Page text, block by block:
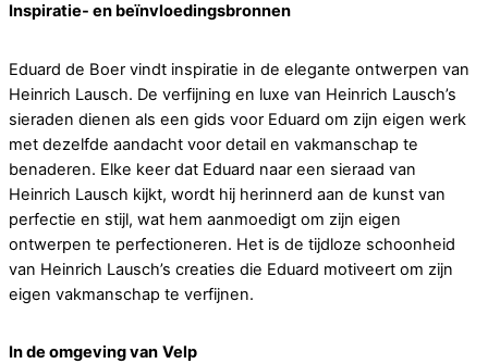
Inspiratie- en beïnvloedingsbronnen
Eduard de Boer vindt inspiratie in de elegante ontwerpen van
Heinrich Lausch. De verfijning en luxe van Heinrich Lausch’s
sieraden dienen als een gids voor Eduard om zijn eigen werk
met dezelfde aandacht voor detail en vakmanschap te
benaderen. Elke keer dat Eduard naar een sieraad van
Heinrich Lausch kijkt, wordt hij herinnerd aan de kunst van
perfectie en stijl, wat hem aanmoedigt om zijn eigen
ontwerpen te perfectioneren. Het is de tijdloze schoonheid
van Heinrich Lausch’s creaties die Eduard motiveert om zijn
eigen vakmanschap te verfijnen.
In de omgeving van Velp